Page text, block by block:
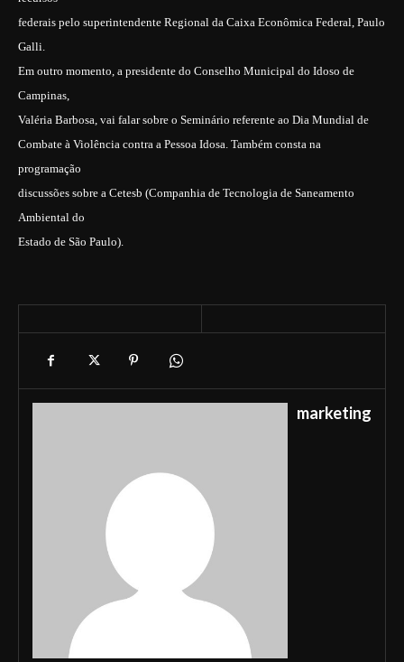
federais pelo superintendente Regional da Caixa Econômica Federal, Paulo
Galli.
Em outro momento, a presidente do Conselho Municipal do Idoso de
Campinas,
Valéria Barbosa, vai falar sobre o Seminário referente ao Dia Mundial de
Combate à Violência contra a Pessoa Idosa. Também consta na
programação
discussões sobre a Cetesb (Companhia de Tecnologia de Saneamento
Ambiental do
Estado de São Paulo).
marketing